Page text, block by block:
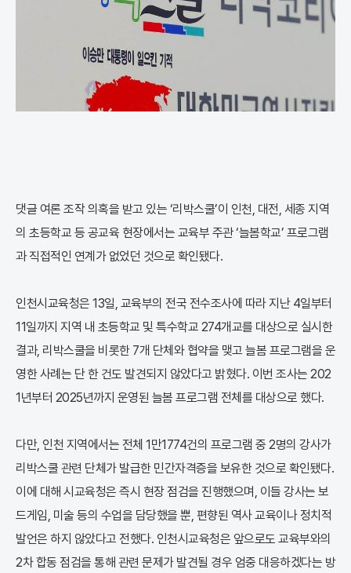
댓글 여론 조작 의혹을 받고 있는 ‘리박스쿨’이 인천, 대전, 세종 지역
의 초등학교 등 공교육 현장에서는 교육부 주관 ‘늘봄학교’ 프로그램
과 직접적인 연계가 없었던 것으로 확인됐다.
인천시교육청은 13일, 교육부의 전국 전수조사에 따라 지난 4일부터
11일까지 지역 내 초등학교 및 특수학교 274개교를 대상으로 실시한
결과, 리박스쿨을 비롯한 7개 단체와 협약을 맺고 늘봄 프로그램을 운
영한 사례는 단 한 건도 발견되지 않았다고 밝혔다. 이번 조사는 202
1년부터 2025년까지 운영된 늘봄 프로그램 전체를 대상으로 했다.
다만, 인천 지역에서는 전체 1만1774건의 프로그램 중 2명의 강사가
리박스쿨 관련 단체가 발급한 민간자격증을 보유한 것으로 확인됐다.
이에 대해 시교육청은 즉시 현장 점검을 진행했으며, 이들 강사는 보
드게임, 미술 등의 수업을 담당했을 뿐, 편향된 역사 교육이나 정치적
발언은 하지 않았다고 전했다. 인천시교육청은 앞으로도 교육부와의
2차 합동 점검을 통해 관련 문제가 발견될 경우 엄중 대응하겠다는 방